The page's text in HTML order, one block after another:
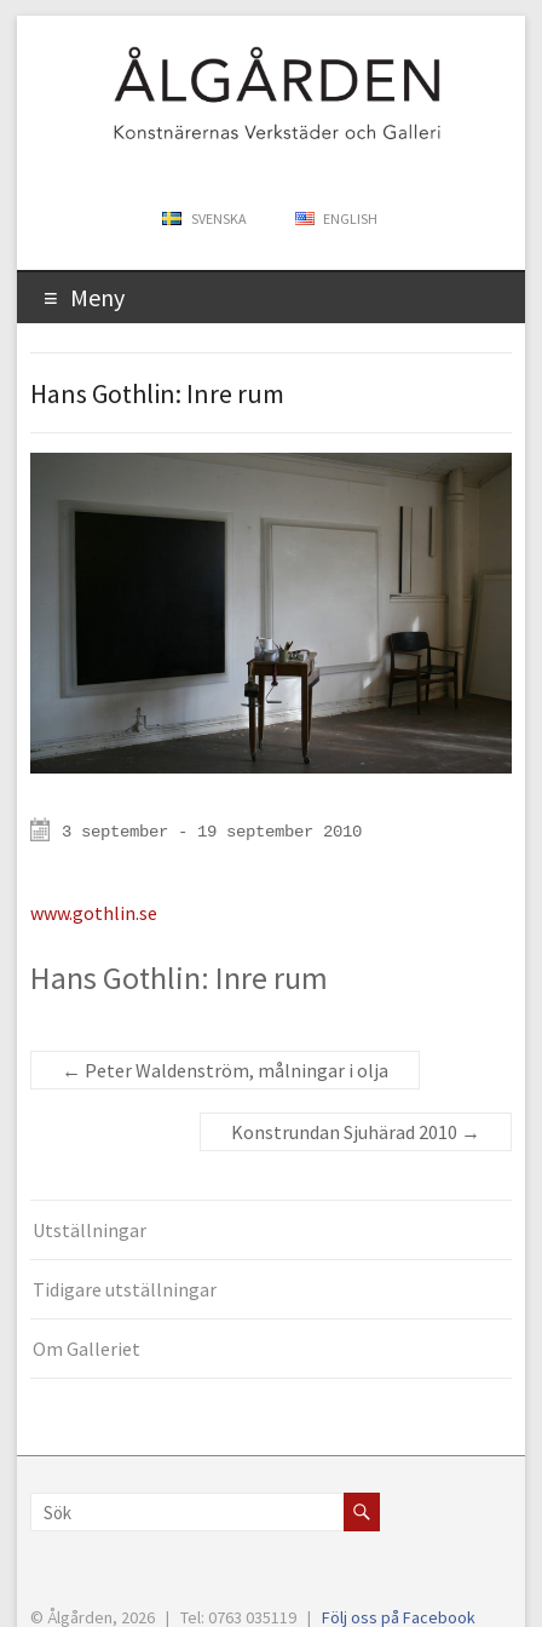
SVENSKA ENGLISH
Meny
Hans Gothlin: Inre rum
3 september - 19 september 2010
www.gothlin.se
Hans Gothlin: Inre rum
← Peter Waldenström, målningar i olja
Konstrundan Sjuhärad 2010 →
Utställningar
Tidigare utställningar
Om Galleriet
© Ålgården, 2026 | Tel: 0763 035119 | Följ oss på Facebook